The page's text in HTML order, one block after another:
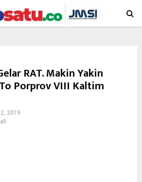
RAT. Makin Yakin
Porprov VIII Kaltim
2019